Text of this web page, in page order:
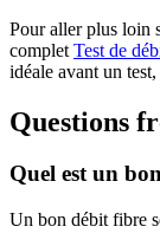
Pour aller plus loin
complet Test de
idéale avant un
Questions
Quel est un
Un bon débit fibre